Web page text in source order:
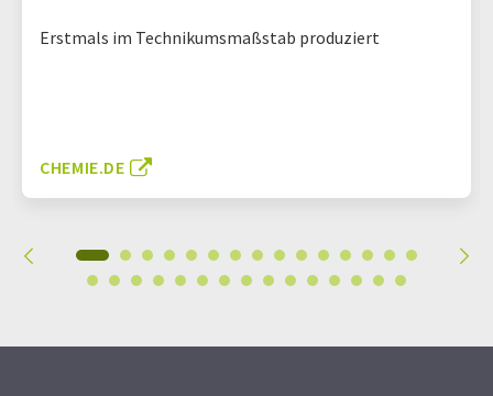
Erstmals im Technikumsmaßstab produziert
CHEMIE.DE